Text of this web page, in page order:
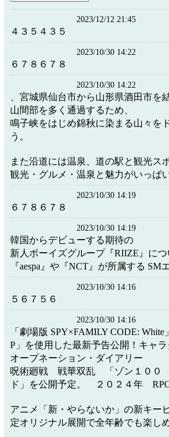
2023/12/12 21:45
４３５４３５
2023/10/30 14:22
６７８６７８
2023/10/30 14:22
、宮城県仙台市から山形県酒田市を
山間部を多く通過するため、
鳴子峡をはじめ錦秋に染まる山々を
う。
また沿道には温泉、道の駅と観光ス
観光・グルメ・温泉と魅力がいっぱ
2023/10/30 14:19
６７８６７８
2023/10/30 14:19
韓国からデビューする期待の
新人ボーイズグループ『RIIZE』につ
『aespa』や『NCT』が所属する SM
2023/10/30 14:16
５６７５６
2023/10/30 14:16
「劇場版 SPY×FAMILY CODE:
P」を使用した最新予告公開！キャ
オープネーション・ダイアリー
呪術廻戦 戦華双乱 「ゾン１００
ド」を公開予定。 ２０２４年
アニメ「新・やらないか」の新キー
定オリジナル展開で全年齢でも楽